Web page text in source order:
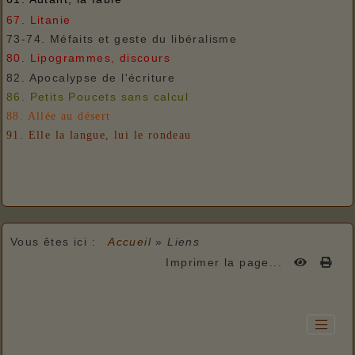
67. Litanie
73-74. Méfaits et geste du libéralisme
80. Lipogrammes, discours
82. Apocalypse de l'écriture
86. Petits Poucets sans calcul
88. Allée au désert
91. Elle la langue, lui le rondeau
Vous êtes ici : Accueil » Liens
Imprimer la page...